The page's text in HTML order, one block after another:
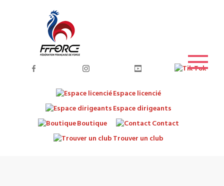
Espace licencié
Espace dirigeants
Boutique
Contact
Trouver un club